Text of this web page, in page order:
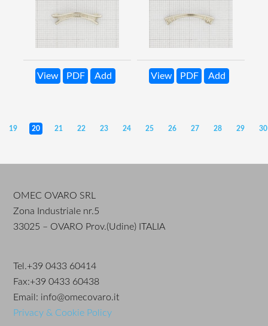
View PDF Add View PDF Add
19 20 21 22 23 24 25 26 27 28 29 30
OMEC OVARO SRL
Zona Industriale nr.5
33025 – OVARO Prov.(Udine) ITALIA
Tel.+39 0433 60414
Fax:+39 0433 60438
Email: info@omecovaro.it
Privacy & Cookie Policy